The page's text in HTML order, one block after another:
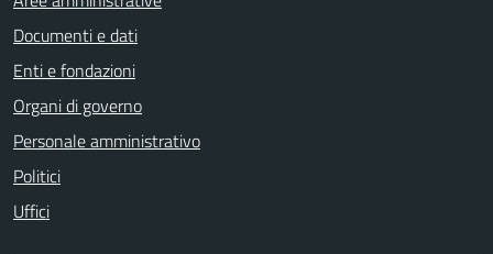
Documenti e dati
Enti e fondazioni
Organi di governo
Personale amministrativo
Politici
Uffici